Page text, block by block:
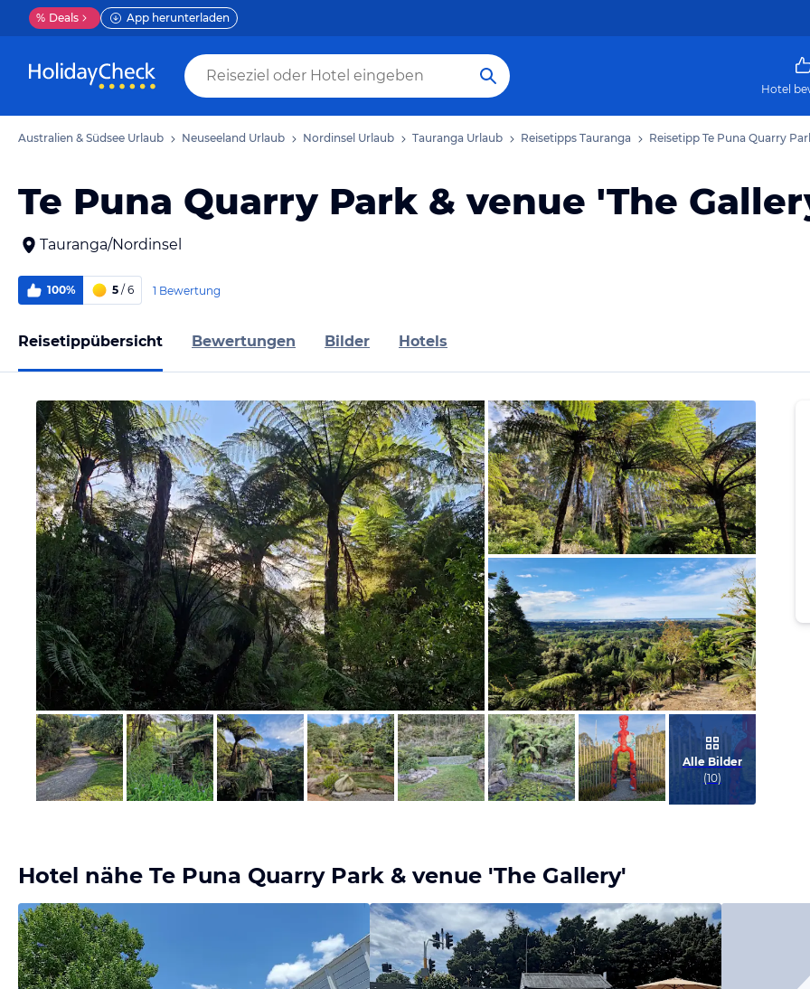
% Deals App herunterladen
Hotel
Australien & Südsee Urlaub Neuseeland Urlaub Nordinsel Urlaub Tauranga Urlaub Reisetipps Tauranga Reisetipp Te Puna Quarry
Te Puna Quarry Park & venue 'The
Tauranga/Nordinsel
100% 5 / 6 1 Bewertung
Reisetippübersicht Bewertungen Bilder Hotels
Bild melden
von Jan
Bild melden
von Jan
Bild melden
von Jan
Alle Bilder
(10)
Hotel nähe Te Puna Quarry Park & venue 'The Gallery'